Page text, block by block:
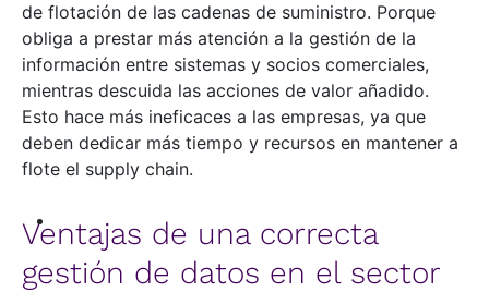
de flotación de las cadenas de suministro. Porque
obliga a prestar más atención a la gestión de la
información entre sistemas y socios comerciales,
mientras descuida las acciones de valor añadido.
Esto hace más ineficaces a las empresas, ya que
deben dedicar más tiempo y recursos en mantener a
flote el supply chain.
Ventajas de una correcta
gestión de datos en el sector